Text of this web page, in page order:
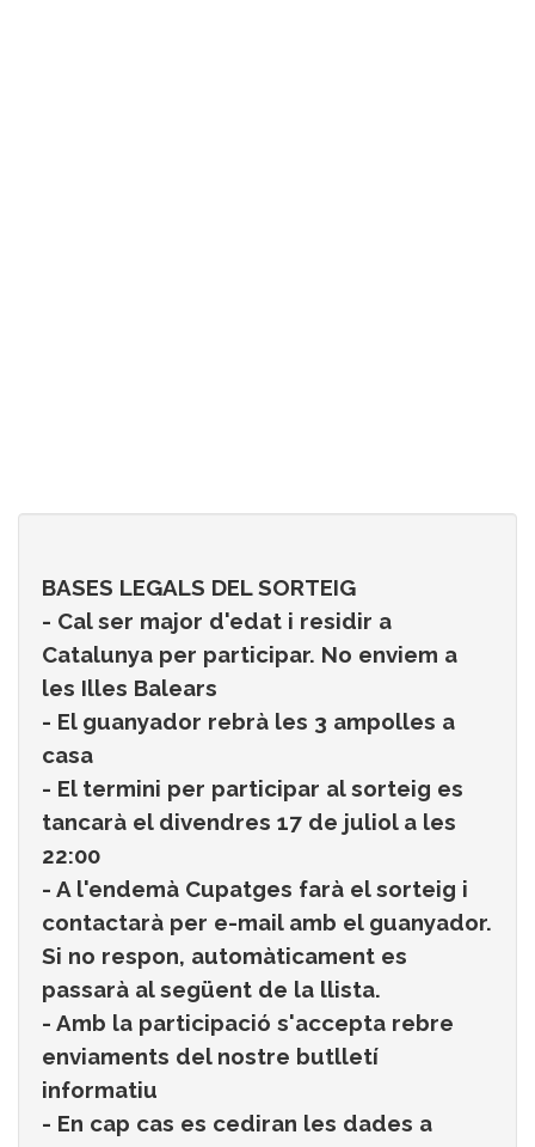
BASES LEGALS DEL SORTEIG
- Cal ser major d'edat i residir a
Catalunya per participar. No enviem a
les Illes Balears
- El guanyador rebrà les 3 ampolles a
casa
- El termini per participar al sorteig es
tancarà el divendres 17 de juliol a les
22:00
- A l'endemà Cupatges farà el sorteig i
contactarà per e-mail amb el guanyador.
Si no respon, automàticament es
passarà al següent de la llista.
- Amb la participació s'accepta rebre
enviaments del nostre butlletí
informatiu
- En cap cas es cediran les dades a